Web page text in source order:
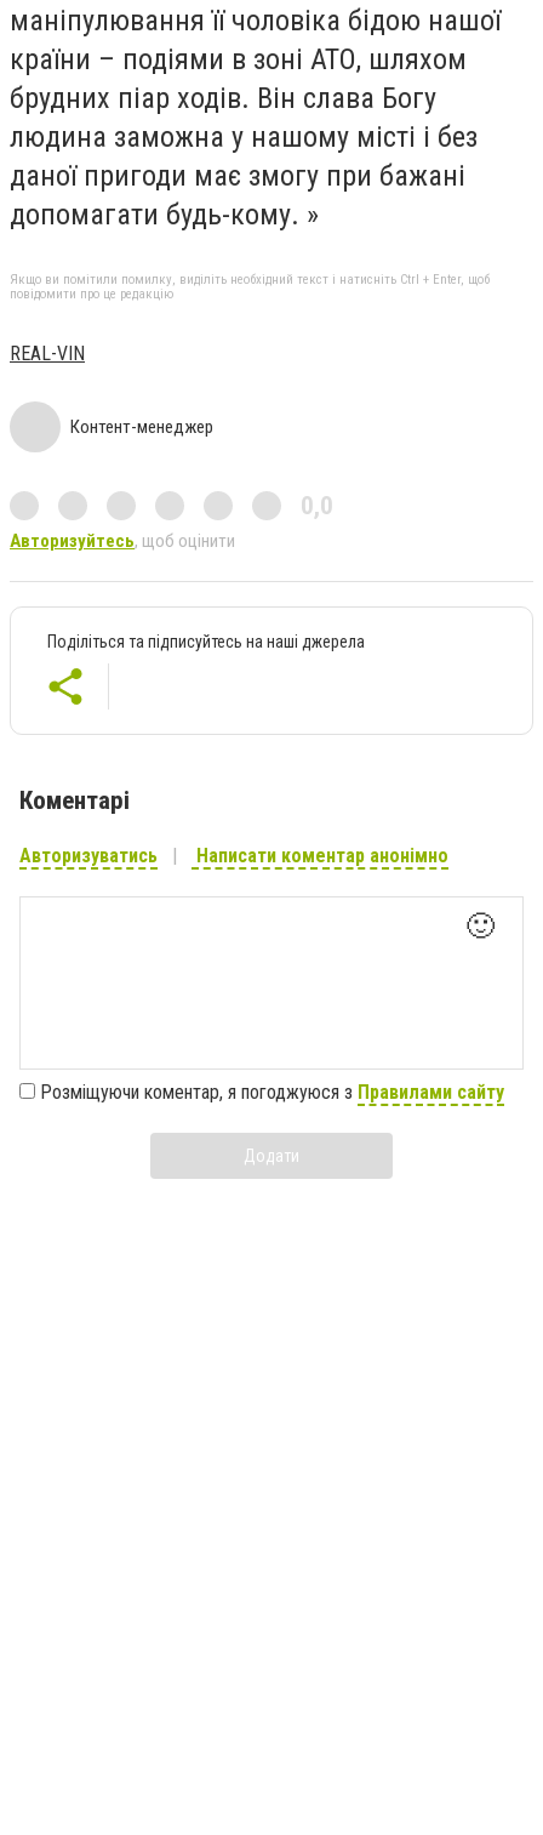
маніпулювання її чоловіка бідою нашої
країни – подіями в зоні АТО, шляхом
брудних піар ходів. Він слава Богу
людина заможна у нашому місті і без
даної пригоди має змогу при бажані
допомагати будь-кому. »
Якщо ви помітили помилку, виділіть необхідний текст і натисніть Ctrl + Enter, щоб
повідомити про це редакцію
REAL-VIN
Контент-менеджер
0,0
Авторизуйтесь, щоб оцінити
Поділіться та підписуйтесь на наші джерела
Коментарі
Авторизуватись Написати коментар анонімно
🙂
Розміщуючи коментар, я погоджуюся з Правилами сайту
Додати